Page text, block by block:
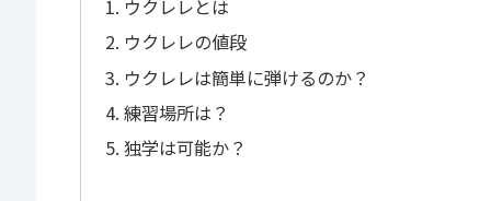
ウクレレとは
ウクレレの値段
ウクレレは簡単に弾けるのか？
練習場所は？
独学は可能か？